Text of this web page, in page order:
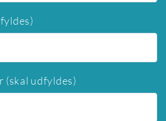
(skal udfyldes)